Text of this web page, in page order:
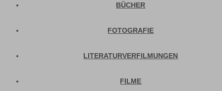
BÜCHER
FOTOGRAFIE
LITERATURVERFILMUNGEN
FILME